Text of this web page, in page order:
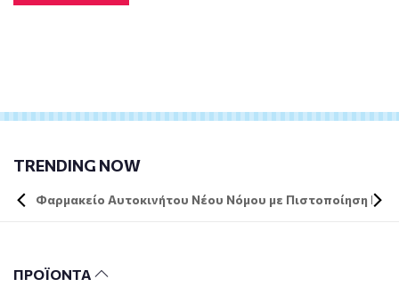
TRENDING NOW
Φαρμακείο Αυτοκινήτου Νέου Νόμου με Πιστοποίηση DIN
ΠΡΟΪΟΝΤΑ